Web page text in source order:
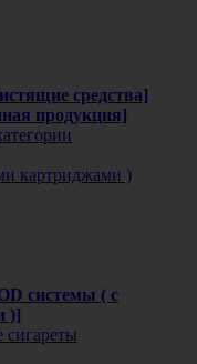
средства]
продукция]
картриджами )
системы ( с
)]
сигареты